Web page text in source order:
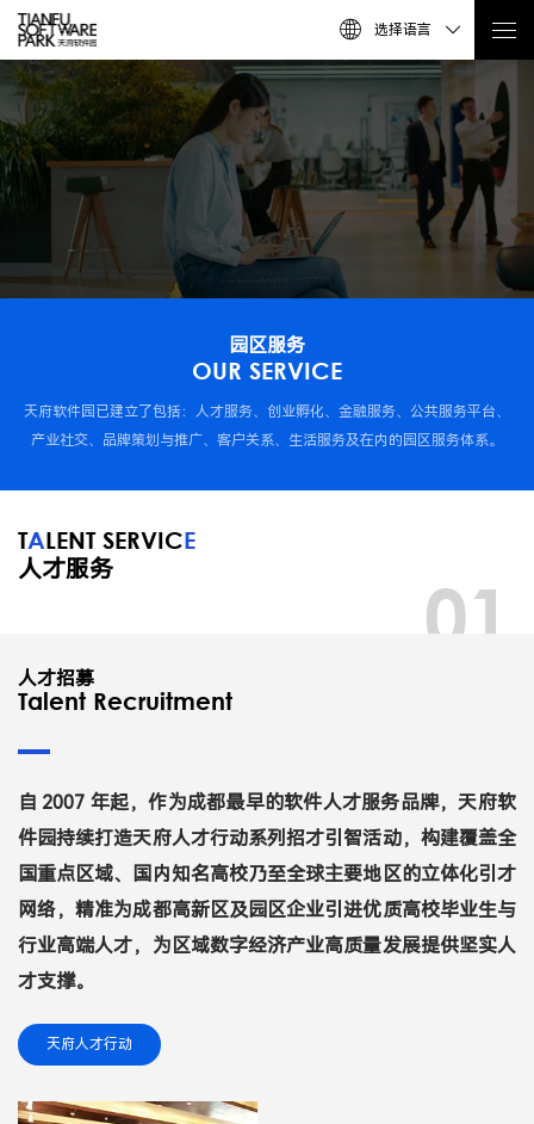
选择语言
园区服务
OUR SERVICE
天府软件园已建立了包括：人才服务、创业孵化、金融服务、公共服务平台、
产业社交、品牌策划与推广、客户关系、生活服务及在内的园区服务体系。
01
TALENT SERVICE
人才服务
人才招募
Talent Recruitment
自 2007 年起，作为成都最早的软件人才服务品牌，天府软
件园持续打造天府人才行动系列招才引智活动，构建覆盖全
国重点区域、国内知名高校乃至全球主要地区的立体化引才
网络，精准为成都高新区及园区企业引进优质高校毕业生与
行业高端人才，为区域数字经济产业高质量发展提供坚实人
才支撑。
天府人才行动